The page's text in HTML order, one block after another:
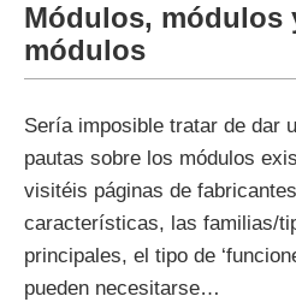
Módulos, módulos
módulos
Sería imposible tratar de dar
pautas sobre los módulos
visitéis páginas de
características, las familias/
principales, el tipo de
pueden necesitarse…